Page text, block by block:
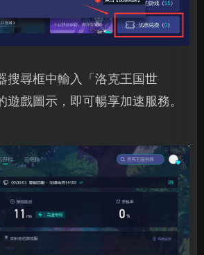
搜尋框中輸入「洛克王国世
遊戲圖示，即可暢享加速服務。